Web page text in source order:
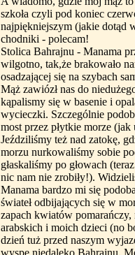
szkoła czyli pod koniec
najpiękniejszym (jakie dotąd
chodniki - polecam!
Stolica Bahrajnu - Manama
wilgotno, tak,że brakowało
osadzającej się na szybach
Mąż zawiózł nas do
kąpalismy się w basenie i
wycieczki. Szczególnie
most przez płytkie morze
Jeździliśmy też nad zatokę,
morzu nurkowaliśmy sobie
głaskaliśmy po głowach
nic nam nie zrobiły!).
Manama bardzo mi się
świateł odbijających się w
zapach kwiatów
arabskich i moich dzieci (no
dzień tuż przed naszym
wyspę niedaleko Bahrajnu.